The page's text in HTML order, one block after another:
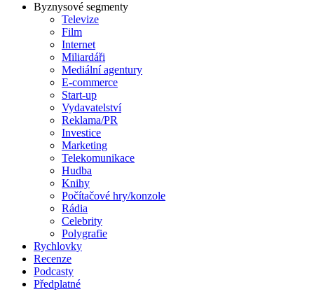
Byznysové segmenty
Televize
Film
Internet
Miliardáři
Mediální agentury
E-commerce
Start-up
Vydavatelství
Reklama/PR
Investice
Marketing
Telekomunikace
Hudba
Knihy
Počítačové hry/konzole
Rádia
Celebrity
Polygrafie
Rychlovky
Recenze
Podcasty
Předplatné